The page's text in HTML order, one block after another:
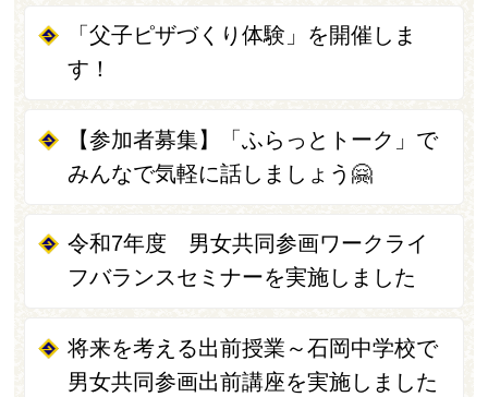
「父子ピザづくり体験」を開催しま
す！
【参加者募集】「ふらっとトーク」で
みんなで気軽に話しましょう🤗
令和7年度 男女共同参画ワークライ
フバランスセミナーを実施しました
将来を考える出前授業～石岡中学校で
男女共同参画出前講座を実施しました